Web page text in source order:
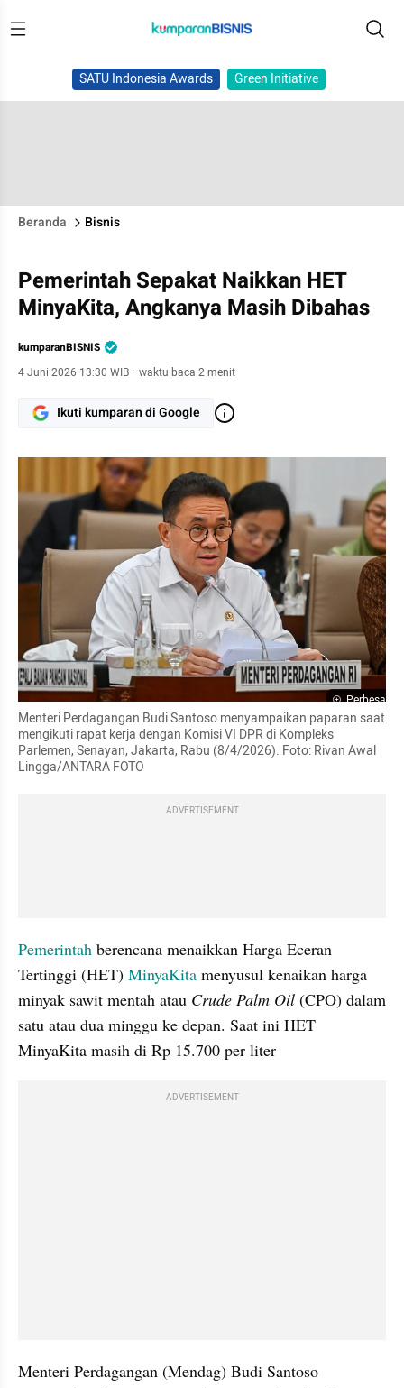
SATU Indonesia Awards Green Initiative
Beranda Bisnis
Pemerintah Sepakat Naikkan HET
MinyaKita, Angkanya Masih Dibahas
kumparanBISNIS
4 Juni 2026 13:30 WIB · waktu baca 2 menit
Ikuti kumparan di Google
Perbesar
Menteri Perdagangan Budi Santoso menyampaikan paparan saat
mengikuti rapat kerja dengan Komisi VI DPR di Kompleks
Parlemen, Senayan, Jakarta, Rabu (8/4/2026). Foto: Rivan Awal
Lingga/ANTARA FOTO
ADVERTISEMENT
Pemerintah berencana menaikkan Harga Eceran
Tertinggi (HET) MinyaKita menyusul kenaikan harga
minyak sawit mentah atau Crude Palm Oil (CPO) dalam
satu atau dua minggu ke depan. Saat ini HET
MinyaKita masih di Rp 15.700 per liter
ADVERTISEMENT
Menteri Perdagangan (Mendag) Budi Santoso